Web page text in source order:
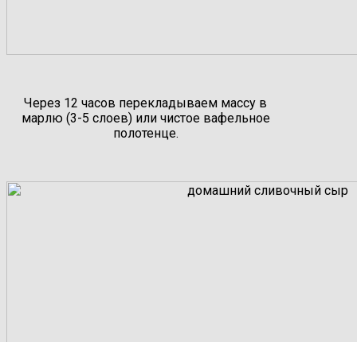
Через 12 часов перекладываем массу в
марлю (3-5 слоев) или чистое вафельное
полотенце.